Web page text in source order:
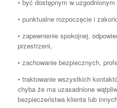
• być dostępnym w
• punktualne rozpoczęcie i
• zapewnienie spokojnej,
przestrzeni,
• zachowanie bezpiecznych,
• traktowanie wszystkich
chyba że ma uzasadnione
bezpieczeństwa klienta lub